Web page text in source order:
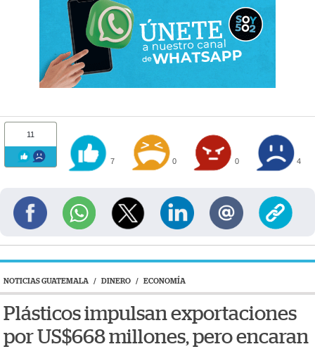
11
7 0 0 4
NOTICIAS GUATEMALA / DINERO / ECONOMÍA
Plásticos impulsan exportaciones
por US$668 millones, pero encaran